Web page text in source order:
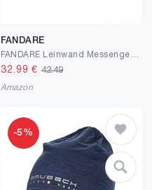
FANDARE
32.99 € 42.49
Amazon
-5%